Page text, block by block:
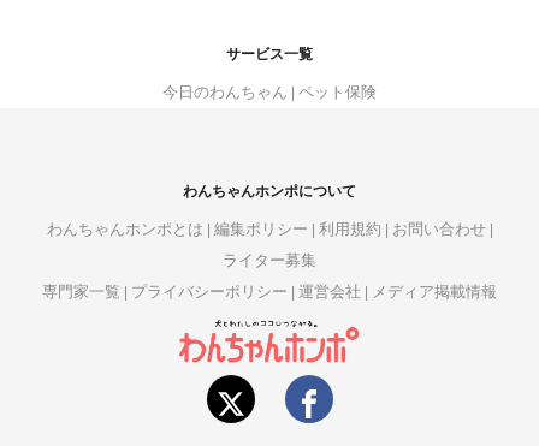
サービス一覧
今日のわんちゃん ペット保険
わんちゃんホンポについて
わんちゃんホンポとは 編集ポリシー 利用規約
お問い合わせ
ライター募集
専門家一覧
プライバシーポリシー 運営会社 メディア掲載情報